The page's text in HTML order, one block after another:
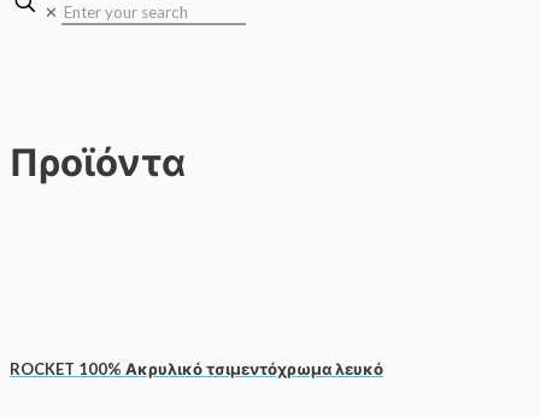
✕
Προϊόντα
ROCKET 100% Ακρυλικό τσιμεντόχρωμα λευκό